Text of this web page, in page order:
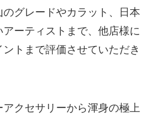
グレードやカラット、日本
ーティストまで、他店様に
トまで評価させていただき
クセサリーから渾身の極上